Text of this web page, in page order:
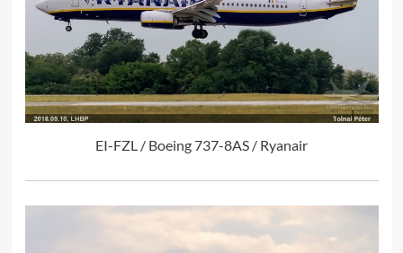
EI-FZL / Boeing 737-8AS / Ryanair